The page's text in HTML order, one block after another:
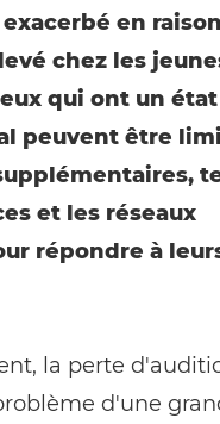
en
chez les
qui ont un
peuvent être
et les réseaux
répondre à
la perte
d'une